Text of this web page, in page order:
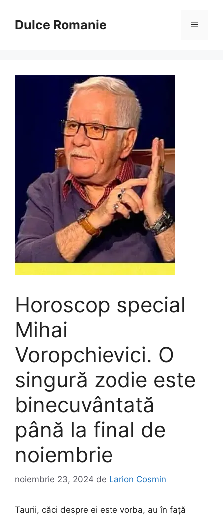
conținutDulce Romanie Meniu
Horoscop special
Mihai
Voropchievici. O
singură zodie este
binecuvântată
până la final de
noiembrie
noiembrie 23, 2024 de Larion Cosmin
Taurii, căci despre ei este vorba, au în față